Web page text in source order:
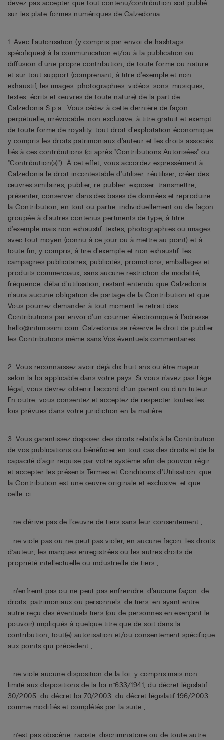
devez pas accepter que tout contenu/contribution soit publié
sur les plate-formes numériques de Calzedonia.
1. Avec l'autorisation (y compris par envoi de hashtags
spécifiques) à la communication et/ou à la publication ou
diffusion d'une propre contribution, de toute forme ou nature
et sur tout support (comprenant, à titre d'exemple et non
exhaustif, les images, photographies, vidéos, sons, musiques,
textes, écrits et œuvres de toute nature) de la part de
Calzedonia S.p.a., Vous cédez à cette dernière de façon
perpétuelle, irrévocable, non exclusive, à titre gratuit et exempt
de toute forme de royality, tout droit d'exploitation économique,
y compris les droits patrimoniaux d'auteur et les droits associés
liés à ces contributions (ci-après "Contributions Autorisées" ou
"Contribution(s)"). À cet effet, vous accordez expressément à
Calzedonia le droit incontestable d'utiliser, réutiliser, créer des
œuvres similaires, publier, re-publier, exposer, transmettre,
présenter, conserver dans des bases de données et reproduire
la Contribution, en tout ou partie, individuellement ou de façon
groupée à d'autres contenus pertinents de type, à titre
d'exemple mais non exhaustif, textes, photographies ou images,
avec tout moyen (connu à ce jour ou à mettre au point) et à
toute fin, y compris, à tire d'exemple et non exhaustif, les
campagnes publicitaires, publicités, promotions, emballages et
produits commerciaux, sans aucune restriction de modalité,
fréquence, délai d'utilisation, restant entendu que Calzedonia
n'aura aucune obligation de partage de la Contribution et que
Vous pourrez demander à tout moment le retrait des
Contributions par envoi d'un courrier électronique à l'adresse :
hello@intimissimi.com. Calzedonia se réserve le droit de publier
les Contributions même sans Vos éventuels commentaires.
2. Vous reconnaissez avoir déjà dix-huit ans ou être majeur
selon la loi applicable dans votre pays. Si vous n'avez pas l’âge
légal, vous devrez obtenir l’accord d’un parent ou d’un tuteur.
En outre, vous consentez et acceptez de respecter toutes les
lois prévues dans votre juridiction en la matière.
3. Vous garantissez disposer des droits relatifs à la Contribution
de vos publications ou bénéficier en tout cas des droits et de la
capacité d'agir requise par votre système afin de pouvoir régir
et accepter les présents Termes et Conditions d'Utilisation, que
la Contribution est une œuvre originale et exclusive, et que
celle-ci :
- ne dérive pas de l'œuvre de tiers sans leur consentement ;
- ne viole pas ou ne peut pas violer, en aucune façon, les droits
d’auteur, les marques enregistrées ou les autres droits de
propriété intellectuelle ou industrielle de tiers ;
- n'enfreint pas ou ne peut pas enfreindre, d'aucune façon, de
droits, patrimoniaux ou personnels, de tiers, en ayant entre
autre reçu des éventuels tiers (ou de personnes en exerçant le
pouvoir) impliqués à quelque titre que de soit dans la
contribution, tout(e) autorisation et/ou consentement spécifique
aux points qui précèdent ;
- ne viole aucune disposition de la loi, y compris mais non
limité aux dispositions de la loi n°633/1941, du décret législatif
30/2005, du décret loi 70/2003, du décret législatif 196/2003,
comme modifiés et complétés par la suite ;
- n’est pas obscène, raciste, discriminatoire ou de toute autre